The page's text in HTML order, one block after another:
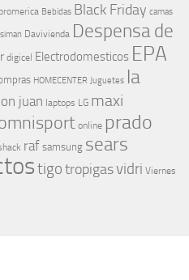
Bebidas Black Friday camas
Davivienda Despensa de
digicel Electrodomesticos EPA
HOMECENTER Juguetes la
juan laptops LG maxi
online prado
raf samsung sears
tigotropigasvidri Viernes